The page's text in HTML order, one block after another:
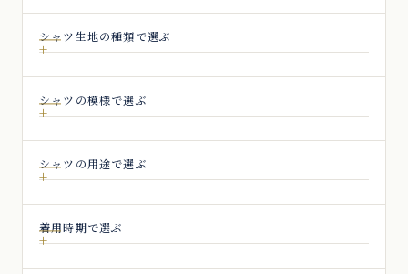
シャツ生地の種類で選ぶ
シャツの模様で選ぶ
シャツの用途で選ぶ
着用時期で選ぶ